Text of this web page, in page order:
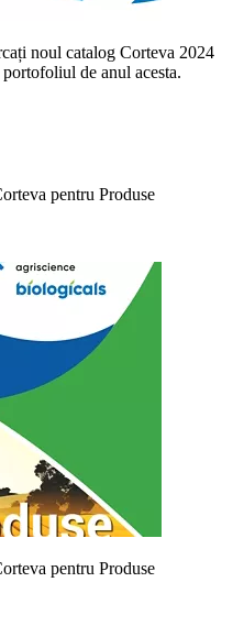
noul catalog Corteva 2024
de anul acesta.
pentru Produse
pentru Produse